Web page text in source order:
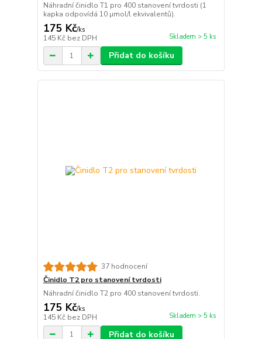
Náhradní činidlo T1 pro 400 stanovení tvrdosti (1
kapka odpovídá 10 µmol/l ekvivalentů).
175 Kč/ks
145 Kč bez DPH Skladem > 5 ks
Přidat do košíku
37 hodnocení
Činidlo T2 pro stanovení tvrdosti
Náhradní činidlo T2 pro 400 stanovení tvrdosti.
175 Kč/ks
145 Kč bez DPH Skladem > 5 ks
Přidat do košíku